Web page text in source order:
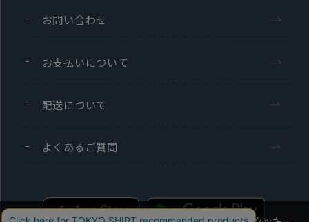
お問い合わせ
お支払いについて
配送について
よくあるご質問